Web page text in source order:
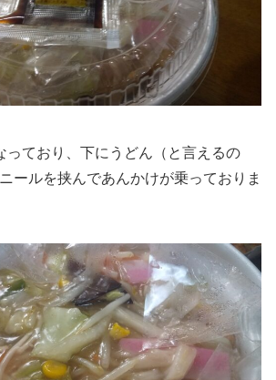
っており、下にうどん（と言えるの
ールを挟んであんかけが乗っておりま